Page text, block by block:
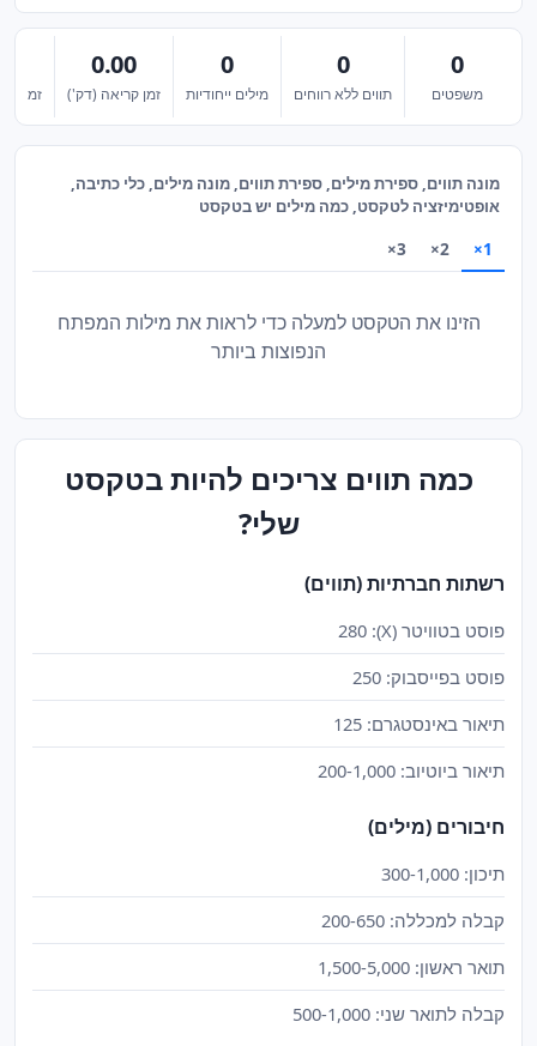
0
משפטים
0
תווים ללא רווחים
0
מילים ייחודיות
0.00
זמן קריאה (דק') זמן
מונה תווים, ספירת מילים, ספירת תווים, מונה מילים, כלי כתיבה,
אופטימיזציה לטקסט, כמה מילים יש בטקסט
1×
2×
3×
הזינו את הטקסט למעלה כדי לראות את מילות המפתח
הנפוצות ביותר
כמה תווים צריכים להיות בטקסט
שלי?
רשתות חברתיות (תווים)
פוסט בטוויטר (X): 280
פוסט בפייסבוק: 250
תיאור באינסטגרם: 125
תיאור ביוטיוב: 200-1,000
חיבורים (מילים)
תיכון: 300-1,000
קבלה למכללה: 200-650
תואר ראשון: 1,500-5,000
קבלה לתואר שני: 500-1,000